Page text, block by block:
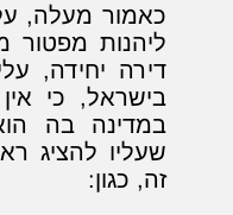
כאמור מעלה,
ליהנות
דירה יחידה,
בישראל, כי
במדינה בה
שעליו להציג
זה, כגון: